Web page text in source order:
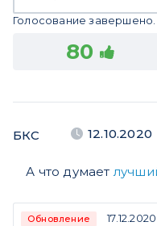
Голосование завершено.
80
БКС 12.10.2020
А что думает
Обновление 17.12.2020